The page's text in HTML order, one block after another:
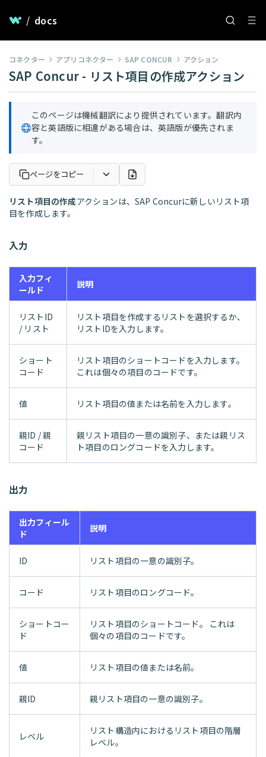
/ docs
コネクター アプリコネクター SAP CONCUR アクション
SAP Concur - リスト項目の作成アクション
このページは機械翻訳により提供されています。翻訳内
容と英語版に相違がある場合は、英語版が優先されま
す。
ページをコピー
リスト項目の作成アクションは、SAP Concurに新しいリスト項
目を作成します。
入力
入力フィ
ールド
説明
リストID
/ リスト
リスト項目を作成するリストを選択するか、
リストIDを入力します。
ショート
コード
リスト項目のショートコードを入力します。
これは個々の項目のコードです。
値 リスト項目の値または名前を入力します。
親ID / 親
コード
親リスト項目の一意の識別子、または親リス
ト項目のロングコードを入力します。
出力
出力フィール
ド
説明
ID リスト項目の一意の識別子。
コード リスト項目のロングコード。
ショートコー
ド
リスト項目のショートコード。 これは
個々の項目のコードです。
値 リスト項目の値または名前。
親ID 親リスト項目の一意の識別子。
レベル
リスト構造内におけるリスト項目の階層
レベル。